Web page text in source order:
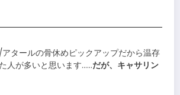
タールの骨休めピックアップだから温存
人が多いと思います……だが、キャサリン